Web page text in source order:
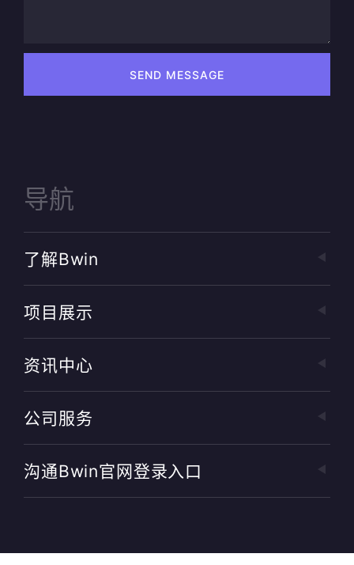
SEND MESSAGE
导航
了解bwin
项目展示
资讯中心
公司服务
沟通bwin官网登录入口